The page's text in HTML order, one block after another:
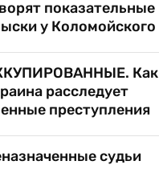
показательные
у Коломойского
Как
расследует
преступления
судьи